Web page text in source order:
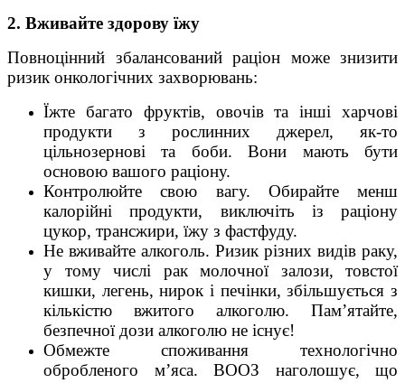
2. Вживайте здорову їжу
Повноцінний збалансований раціон може знизити
ризик онкологічних захворювань:
Їжте багато фруктів, овочів та інші харчові
продукти з рослинних джерел, як-то
цільнозернові та боби. Вони мають бути
основою вашого раціону.
Контролюйте свою вагу. Обирайте менш
калорійні продукти, виключіть із раціону
цукор, трансжири, їжу з фастфуду.
Не вживайте алкоголь. Ризик різних видів раку,
у тому числі рак молочної залози, товстої
кишки, легень, нирок і печінки, збільшується з
кількістю вжитого алкоголю. Пам’ятайте,
безпечної дози алкоголю не існує!
Обмежте споживання технологічно
обробленого м’яса. ВООЗ наголошує, що